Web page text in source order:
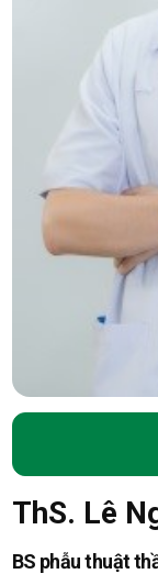
ThS. Lê
BS phẫu thuật